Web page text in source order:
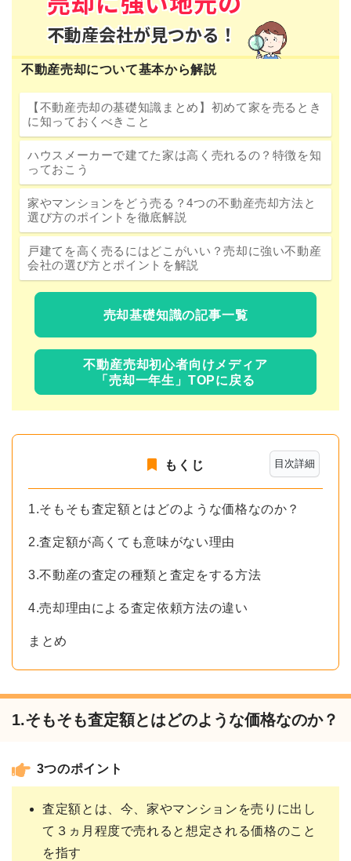
不動産売却について基本から解説
【不動産売却の基礎知識まとめ】初めて家を売るとき
に知っておくべきこと
ハウスメーカーで建てた家は高く売れるの？特徴を知
っておこう
家やマンションをどう売る？4つの不動産売却方法と
選び方のポイントを徹底解説
戸建てを高く売るにはどこがいい？売却に強い不動産
会社の選び方とポイントを解説
売却基礎知識の記事一覧
不動産売却初心者向けメディア
「売却一年生」TOPに戻る
目次詳細
もくじ
1.そもそも査定額とはどのような価格なのか？
2.査定額が高くても意味がない理由
3.不動産の査定の種類と査定をする方法
4.売却理由による査定依頼方法の違い
まとめ
1.そもそも査定額とはどのような価格なのか？
3つのポイント
査定額とは、今、家やマンションを売りに出し
て３ヵ月程度で売れると想定される価格のこと
を指す